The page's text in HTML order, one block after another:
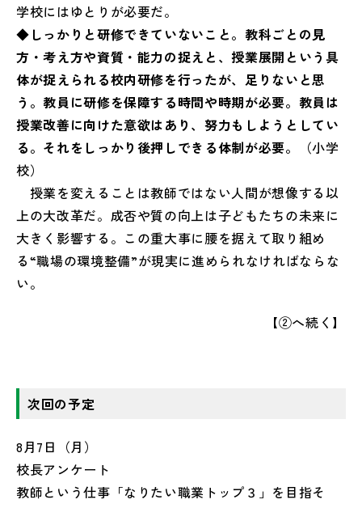
学校にはゆとりが必要だ。
◆しっかりと研修できていないこと。教科ごとの見
方・考え方や資質・能力の捉えと、授業展開という具
体が捉えられる校内研修を行ったが、足りないと思
う。教員に研修を保障する時間や時期が必要。教員は
授業改善に向けた意欲はあり、努力もしようとしてい
る。それをしっかり後押しできる体制が必要。
（小学
校）
授業を変えることは教師ではない人間が想像する以
上の大改革だ。成否や質の向上は子どもたちの未来に
大きく影響する。この重大事に腰を据えて取り組め
る“職場の環境整備”が現実に進められなければならな
い。
【②へ続く】
次回の予定
8月7日（月）
校長アンケート
教師という仕事「なりたい職業トップ３」を目指そ